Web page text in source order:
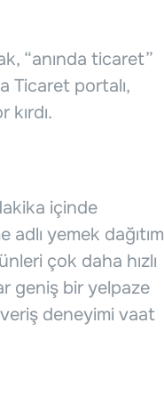
“anında ticaret”
Ticaret portalı,
içinde
adlı yemek dağıtım
çok daha hızlı
geniş bir yelpaze
deneyimi vaat